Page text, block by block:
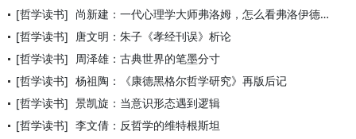
[哲学读书] 尚新建：一代心理学大师弗洛姆，怎么看弗洛伊德？
[哲学读书] 唐文明：朱子《孝经刊误》析论
[哲学读书] 周泽雄：古典世界的笔墨分寸
[哲学读书] 杨祖陶：《康德黑格尔哲学研究》再版后记
[哲学读书] 景凯旋：当意识形态遇到逻辑
[哲学读书] 李文倩：反哲学的维特根斯坦